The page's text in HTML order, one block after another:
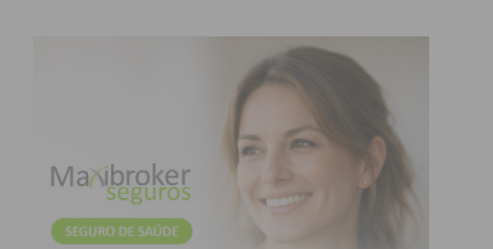
Eu li e concordo com os termos e
condições